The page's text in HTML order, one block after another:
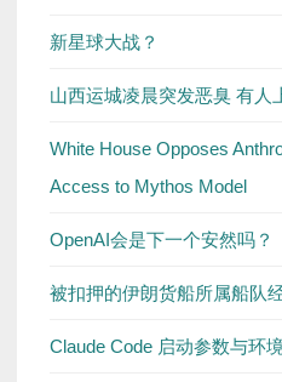
新星球大战？
山西运城凌晨突发恶臭 有人
White House Opposes
Access to Mythos Model
OpenAI会是下一个安然吗？
被扣押的伊朗货船所属船队
Claude Code 启动参数与环